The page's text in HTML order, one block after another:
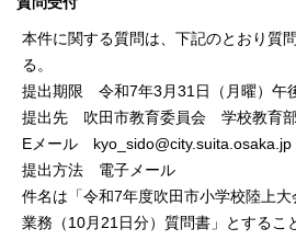
本件に関する質問は、下記のとおり質
る。
提出期限 令和7年3月31日（月曜）午
提出先 吹田市教育委員会 学校教育
Eメール kyo_sido@city.suita.osaka.jp
提出方法 電子メール
件名は「令和7年度吹田市小学校陸上
業務（10月21日分）質問書」とするこ